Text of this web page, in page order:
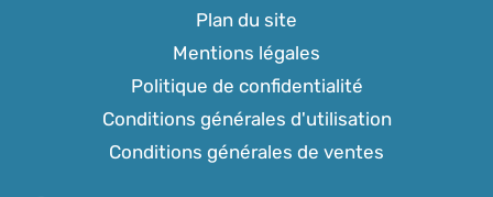
Plan du site
Mentions légales
Politique de confidentialité
Conditions générales d'utilisation
Conditions générales de ventes